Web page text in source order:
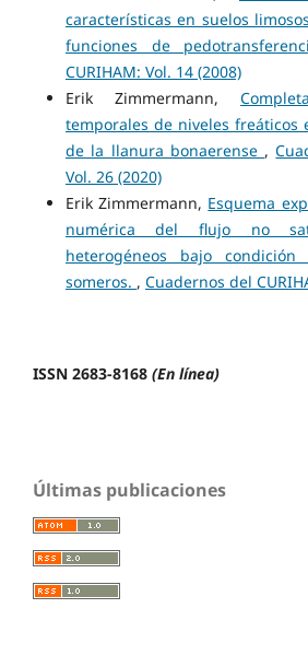
características en suelos
funciones de
CURIHAM: Vol. 14 (2008)
Erik Zimmermann,
temporales de niveles freáticos
de la llanura bonaerense ,
Vol. 26 (2020)
Erik Zimmermann, Esquema
numérica del flujo no
heterogéneos bajo
someros. , Cuadernos del
ISSN 2683-8168 (En línea)
Últimas publicaciones